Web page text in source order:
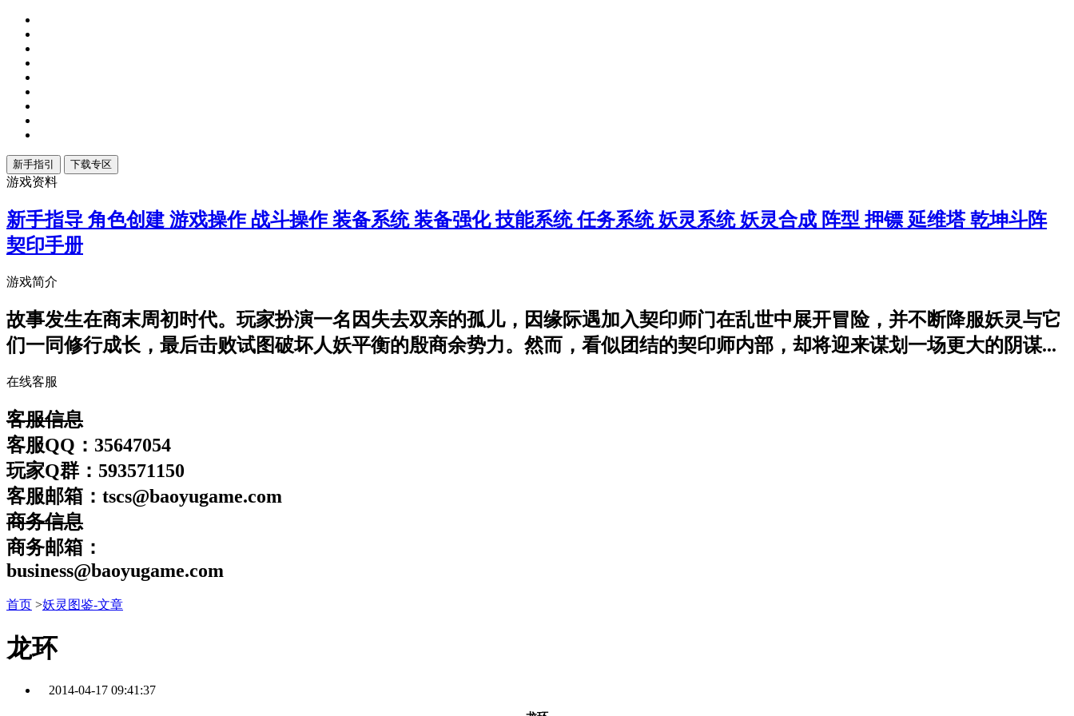
游戏资料
新手指导 角色创建 游戏操作 战斗操作装备系统装备强化技能系统任务系统妖灵系统妖灵合成 阵型押镖 延维塔乾坤斗阵
契印手册
游戏简介
故事发生在商末周初时代。玩家扮演一名因失去双亲的孤儿，因缘际遇加入契印师门在乱世中展开冒险，并不断降服妖灵与它
们一同修行成长，最后击败试图破坏人妖平衡的殷商余势力。然而，看似团结的契印师内部，却将迎来谋划一场更大的阴谋...
在线客服
客服信息
客服QQ：35647054
玩家Q群：593571150
客服邮箱：tscs@baoyugame.com
商务信息
商务邮箱：
business@baoyugame.com
首页 >妖灵图鉴-文章
龙环
2014-04-17 09:41:37